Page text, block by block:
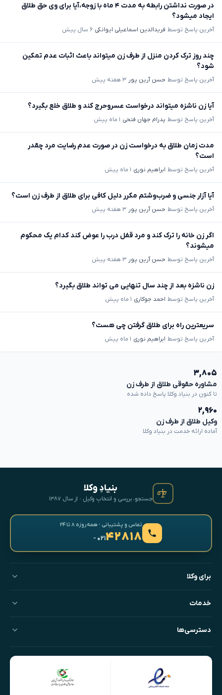
در صورت نداشتن رابطه به مدت ۴ ماه با زوجه،آیا برای وی حق طلاق
ایجاد میشود؟
آخرین پاسخ توسط فریدالدین اسماعیلی ایوانکی ۶ سال پیش
چند روز ترک کردن منزل از طرف زن میتواند باعث اثبات عدم تمکین
شود؟
آخرین پاسخ توسط حسن آرین پور ۳ هفته پیش
آیا زن ناشزه میتواند درخواست عسروحرج کند و طلاق خلع بگیرد؟
آخرین پاسخ توسط پدرام جهان فتحی ۱ ماه پیش
مدت زمان طلاق به درخواست زن در صورت عدم رضایت مرد چقدر
است؟
آخرین پاسخ توسط ابراهیم نوری ۱ ماه پیش
آیا آزار جنسی و ضرب‌وشتم مکرر دلیل کافی برای طلاق از طرف زن است؟
آخرین پاسخ توسط حسن آرین پور ۳ هفته پیش
اگر زن خانه را ترک کند و مرد قفل درب را عوض کند کدام یک محکوم
میشوند؟
آخرین پاسخ توسط حسن آرین پور ۳ هفته پیش
زن ناشزه بعد از چند سال تنهایی می تواند طلاق بگیرد؟
آخرین پاسخ توسط احمد جوکاری ۱ ماه پیش
سریعترین راه برای طلاق گرفتن چی هست؟
آخرین پاسخ توسط ابراهیم نوری ۱ ماه پیش
۳,۸۰۵
مشاوره حقوقی طلاق از طرف زن
تا کنون در بنیاد وکلا پاسخ داده شده
۲,۹۶۰
وکیل طلاق از طرف زن
آماده ارائه خدمت در بنیاد وکلا
بنیادِ وکلا
جستجو، بررسی و انتخابِ وکیل · از سال ۱۳۸۷
تماس و پشتیبانی · همه‌روزه ۸ تا ۲۴
۴۲۸۱۸- ۰۲۱
برای وکلا
خدمات
دسترسی‌ها